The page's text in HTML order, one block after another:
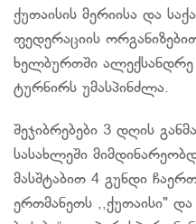
ქუთაისის მერიისა და
ფედერაციის
ხელბურთში ალექსანდრე
ტურნირს უმასპინძლა.
შეჯიბრებები 3 დღის
სასახლეში
მასშტაბით 4 გუნდი
ერთმანეთს ,,ქუთაისი" და